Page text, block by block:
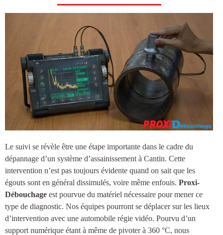
Le suivi se révèle être une étape importante dans le cadre du
dépannage d’un système d’assainissement à Cantin. Cette
intervention n’est pas toujours évidente quand on sait que les
égouts sont en général dissimulés, voire même enfouis. Proxi-
Débouchage est pourvue du matériel nécessaire pour mener ce
type de diagnostic. Nos équipes pourront se déplacer sur les lieux
d’intervention avec une automobile régie vidéo. Pourvu d’un
support numérique étant à même de pivoter à 360 °C, nous